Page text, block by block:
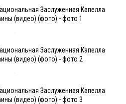
Заслуженная Капелла
(видео) (фото) - фото 1
Заслуженная Капелла
(видео) (фото) - фото 2
Заслуженная Капелла
(видео) (фото) - фото 3